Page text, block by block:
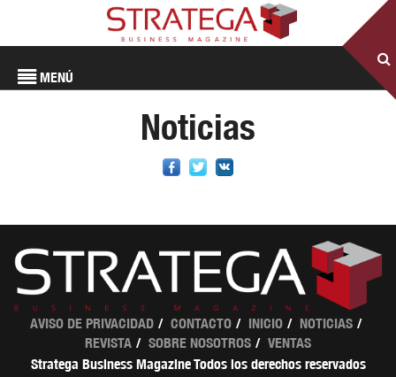
MENÚ
Noticias
AVISO DE PRIVACIDAD CONTACTO INICIO
NOTICIAS
REVISTA
SOBRE NOSOTROS
VENTAS
Stratega Business Magazine Todos los derechos reservados